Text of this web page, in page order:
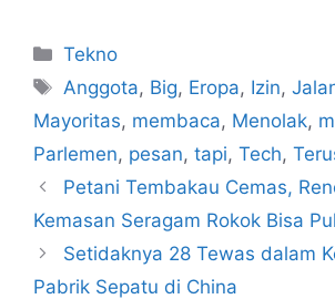
Kategori
Tekno
Tag
Anggota, Big, Eropa, Izin,
Mayoritas, membaca, Menolak,
Parlemen, pesan, tapi, Tech,
Petani Tembakau Cemas,
Kemasan Seragam Rokok Bisa
Setidaknya 28 Tewas dalam
Pabrik Sepatu di China